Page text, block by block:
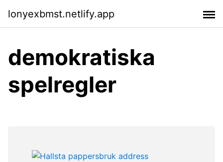
lonyexbmst.netlify.app
demokratiska
spelregler